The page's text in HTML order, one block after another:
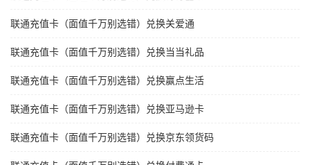
联通充值卡（面值千万别选错）兑换关爱通
联通充值卡（面值千万别选错）兑换当当礼品
联通充值卡（面值千万别选错）兑换赢点生活
联通充值卡（面值千万别选错）兑换亚马逊卡
联通充值卡（面值千万别选错）兑换京东领货码